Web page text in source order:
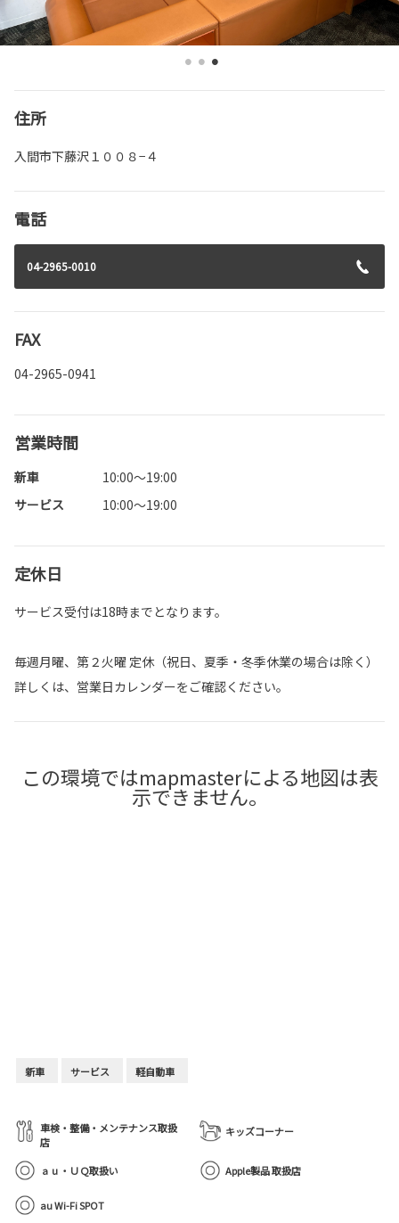
住所
入間市下藤沢１００８−４
電話
04-2965-0010
FAX
04-2965-0941
営業時間
新車
10:00～19:00
サービス
10:00～19:00
定休日
サービス受付は18時までとなります。
毎週月曜、第２火曜 定休（祝日、夏季・冬季休業の場合は除く）
詳しくは、営業日カレンダーをご確認ください。
新車 サービス 軽自動車
車検・整備・メンテナンス取扱
店
キッズコーナー
ａｕ・ＵＱ取扱い Apple製品 取扱店
au Wi-Fi SPOT
この環境ではmapmasterによる地図は表
示できません。